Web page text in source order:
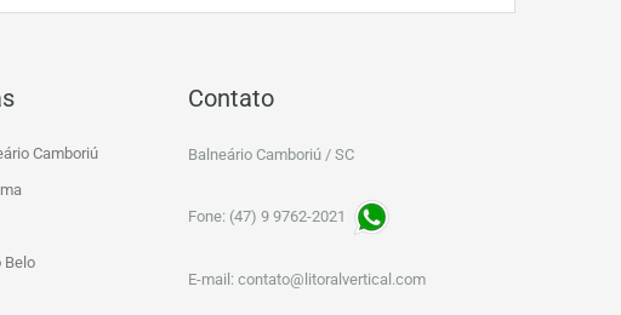
Camboriú
Belo
Contato
Balneário Camboriú / SC
Fone: (47) 9 9762-2021
E-mail: contato@litoralvertical.com